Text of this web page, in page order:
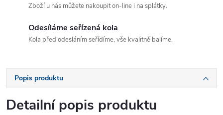
Zboží u nás můžete nakoupit on-line i na splátky.
Odesíláme seřízená kola
Kola před odesláním seřídíme, vše kvalitně balíme.
Popis produktu
Detailní popis produktu